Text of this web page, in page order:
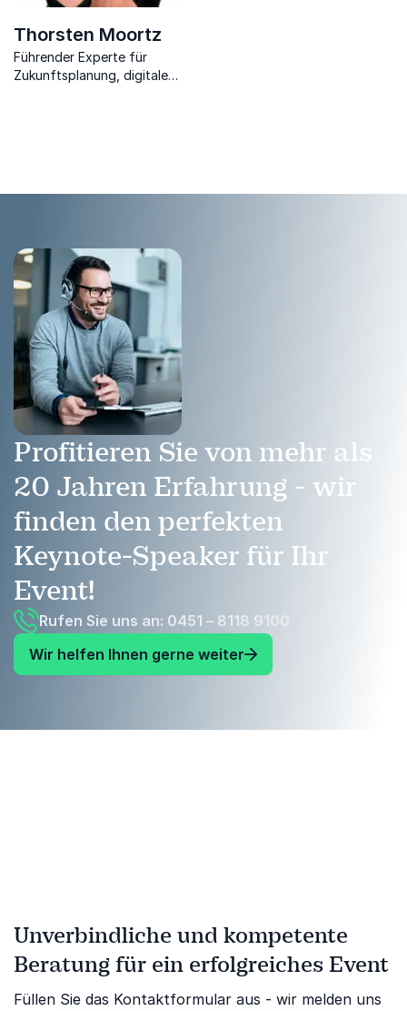
Thorsten Moortz
Führender Experte für
Zukunftsplanung, digitale
Profitieren Sie von mehr als
20 Jahren Erfahrung - wir
finden den perfekten
Keynote-Speaker für Ihr
Event!
Rufen Sie uns an: 0451 – 8118 9100
Wir helfen Ihnen gerne weiter
Unverbindliche und kompetente
Beratung für ein erfolgreiches Event
Füllen Sie das Kontaktformular aus - wir melden uns